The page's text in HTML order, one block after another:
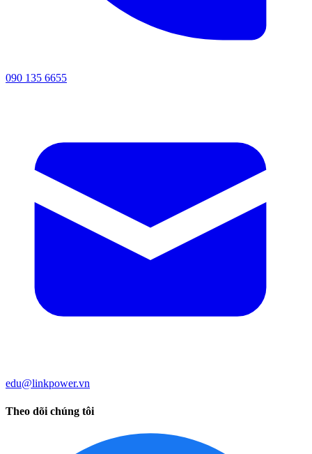
090 135 6655
edu@linkpower.vn
Theo dõi chúng tôi